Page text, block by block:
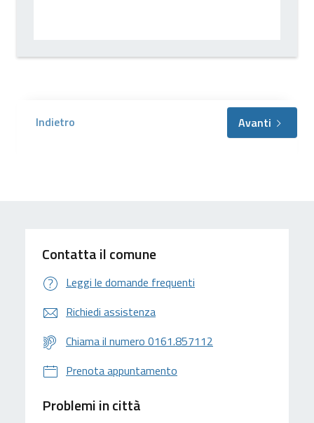
Indietro Avanti
Contatta il comune
Leggi le domande frequenti
Richiedi assistenza
Chiama il numero 0161.857112
Prenota appuntamento
Problemi in città